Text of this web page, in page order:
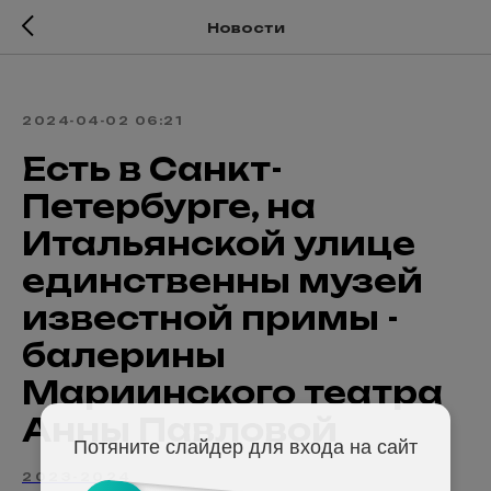
Потяните слайдер для входа на сайт
Новости
2024-04-02 06:21
Есть в Санкт-
Петербурге, на
Итальянской улице
единственны музей
известной примы -
балерины
Мариинского театра
Анны Павловой
2023-2024